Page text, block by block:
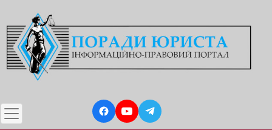
до
основного
вмісту